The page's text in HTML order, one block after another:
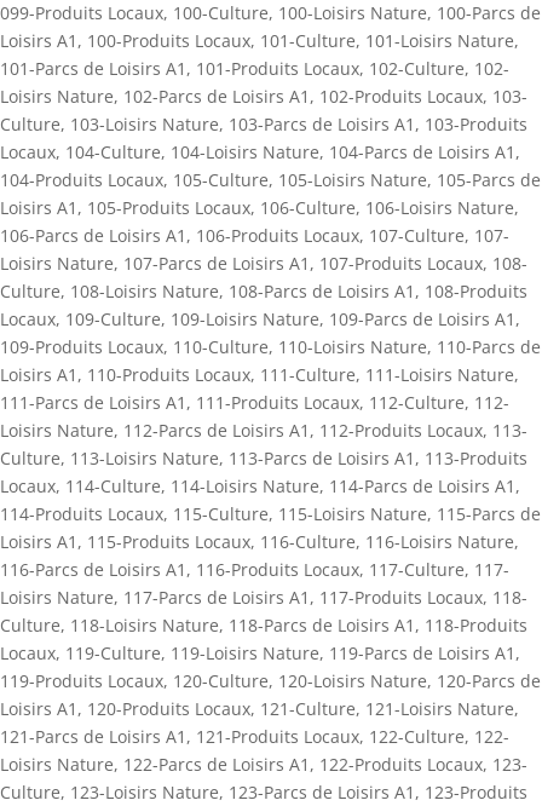
099-Produits Locaux, 100-Culture, 100-Loisirs Nature, 100-Parcs de
Loisirs A1 , 100-Produits Locaux, 101-Culture, 101-Loisirs Nature,
101-Parcs de Loisirs A1 , 101-Produits Locaux, 102-Culture, 102-
Loisirs Nature, 102-Parcs de Loisirs A1 , 102-Produits Locaux, 103-
Culture, 103-Loisirs Nature, 103-Parcs de Loisirs A1 , 103-Produits
Locaux, 104-Culture, 104-Loisirs Nature, 104-Parcs de Loisirs A1 ,
104-Produits Locaux, 105-Culture, 105-Loisirs Nature, 105-Parcs de
Loisirs A1 , 105-Produits Locaux, 106-Culture, 106-Loisirs Nature,
106-Parcs de Loisirs A1 , 106-Produits Locaux, 107-Culture, 107-
Loisirs Nature, 107-Parcs de Loisirs A1 , 107-Produits Locaux, 108-
Culture, 108-Loisirs Nature, 108-Parcs de Loisirs A1 , 108-Produits
Locaux, 109-Culture, 109-Loisirs Nature, 109-Parcs de Loisirs A1 ,
109-Produits Locaux, 110-Culture, 110-Loisirs Nature, 110-Parcs de
Loisirs A1 , 110-Produits Locaux, 111-Culture, 111-Loisirs Nature,
111-Parcs de Loisirs A1 , 111-Produits Locaux, 112-Culture, 112-
Loisirs Nature, 112-Parcs de Loisirs A1 , 112-Produits Locaux, 113-
Culture, 113-Loisirs Nature, 113-Parcs de Loisirs A1 , 113-Produits
Locaux, 114-Culture, 114-Loisirs Nature, 114-Parcs de Loisirs A1 ,
114-Produits Locaux, 115-Culture, 115-Loisirs Nature, 115-Parcs de
Loisirs A1 , 115-Produits Locaux, 116-Culture, 116-Loisirs Nature,
116-Parcs de Loisirs A1 , 116-Produits Locaux, 117-Culture, 117-
Loisirs Nature, 117-Parcs de Loisirs A1 , 117-Produits Locaux, 118-
Culture, 118-Loisirs Nature, 118-Parcs de Loisirs A1 , 118-Produits
Locaux, 119-Culture, 119-Loisirs Nature, 119-Parcs de Loisirs A1 ,
119-Produits Locaux, 120-Culture, 120-Loisirs Nature, 120-Parcs de
Loisirs A1 , 120-Produits Locaux, 121-Culture, 121-Loisirs Nature,
121-Parcs de Loisirs A1 , 121-Produits Locaux, 122-Culture, 122-
Loisirs Nature, 122-Parcs de Loisirs A1 , 122-Produits Locaux, 123-
Culture, 123-Loisirs Nature, 123-Parcs de Loisirs A1 , 123-Produits